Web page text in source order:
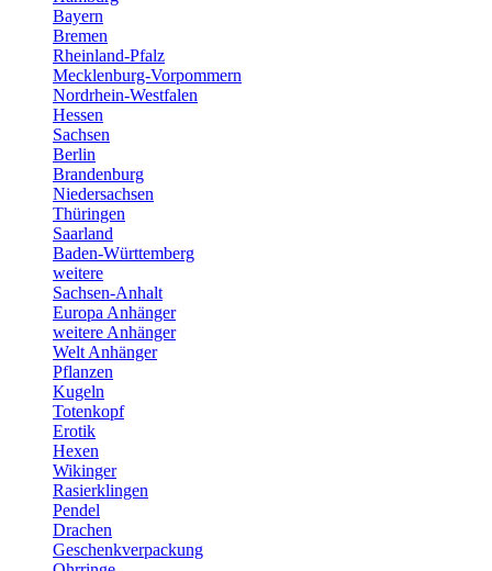
Bayern
Bremen
Rheinland-Pfalz
Mecklenburg-Vorpommern
Nordrhein-Westfalen
Hessen
Sachsen
Berlin
Brandenburg
Niedersachsen
Thüringen
Saarland
Baden-Württemberg
weitere
Sachsen-Anhalt
Europa Anhänger
weitere Anhänger
Welt Anhänger
Pflanzen
Kugeln
Totenkopf
Erotik
Hexen
Wikinger
Rasierklingen
Pendel
Drachen
Geschenkverpackung